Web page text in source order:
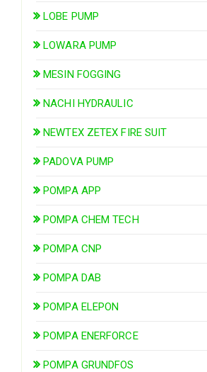
LOBE PUMP
LOWARA PUMP
MESIN FOGGING
NACHI HYDRAULIC
NEWTEX ZETEX FIRE SUIT
PADOVA PUMP
POMPA APP
POMPA CHEM TECH
POMPA CNP
POMPA DAB
POMPA ELEPON
POMPA ENERFORCE
POMPA GRUNDFOS